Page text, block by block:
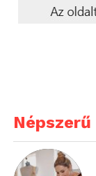
Népszerű